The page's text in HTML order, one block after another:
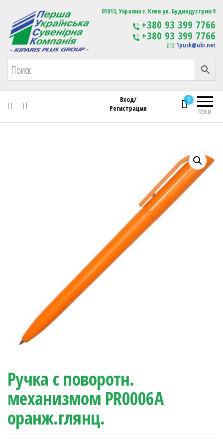
Первая Украинская Сувенирная Компания Изготовление
сувенирной продукции
с логотипом
01013, Украина г. Киев ул. Будиндустрии 9
+380 93 399 7766
+380 93 399 7766
1pusk@ukr.net
Меню
0
Вход/
Регистрация
Ручка с поворотн.
механизмом PR0006А
оранж.глянц.